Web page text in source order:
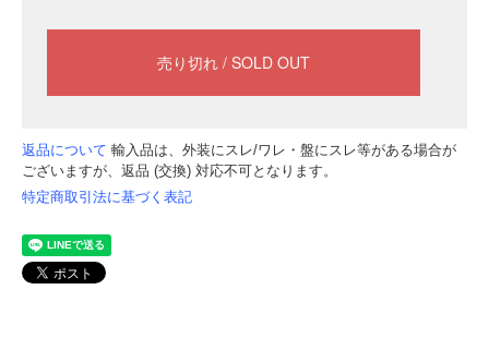
返品について 輸入品は、外装にスレ/ワレ・盤にスレ等がある場合が
ございますが、返品 (交換) 対応不可となります。
特定商取引法に基づく表記